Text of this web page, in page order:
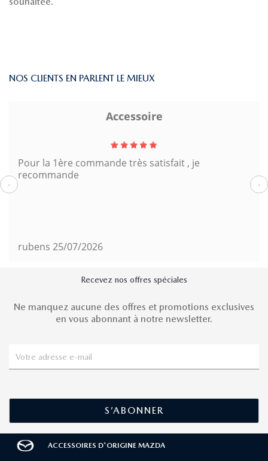
NOS CLIENTS EN PARLENT LE MIEUX
Accessoire
Pour la 1ère commande très satisfait , je
recommande
rubens 25/07/2026
‹ ›
Recevez nos offres spéciales
Ne manquez aucune des offres et promotions exclusives
en vous abonnant à notre newsletter.
ACCESSOIRES D'ORIGINE MAZDA